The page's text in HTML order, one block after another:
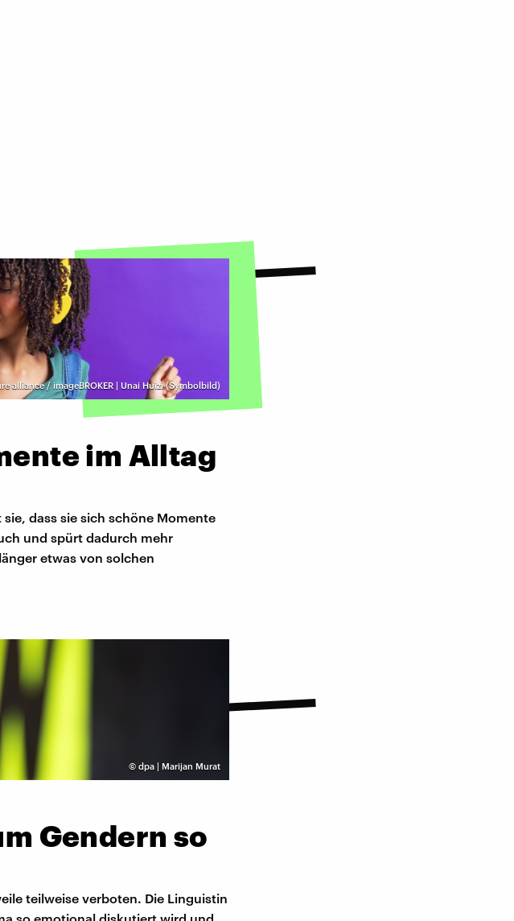
alliance / imageBROKER | Unai Huizi (Symbolbild)
im Alltag
dass sie sich schöne Momente
und spürt dadurch mehr
etwas von solchen
© dpa | Marijan Murat
Gendern so
teilweise verboten. Die Linguistin